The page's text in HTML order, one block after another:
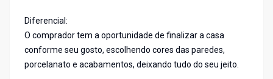
Diferencial:
O comprador tem a oportunidade de finalizar a casa
conforme seu gosto, escolhendo cores das paredes,
porcelanato e acabamentos, deixando tudo do seu jeito.